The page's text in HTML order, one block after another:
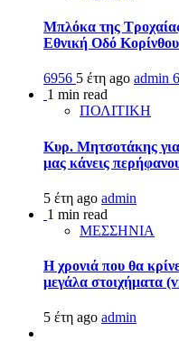
Μπλόκα της
Εθνική Οδό
6956 5 έτη ago admin
1 min read
ΠΟΛΙΤΙΚΗ
Κυρ. Μητσοτάκης
μας κάνεις
5 έτη ago admin
1 min read
ΜΕΣΣΗΝΙΑ
Η χρονιά που θα
μεγάλα στοιχήματα
5 έτη ago admin